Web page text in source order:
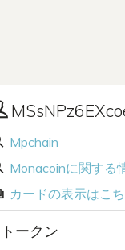
Mpchain
Monacoinに関する
カードの表示はこ
トークン